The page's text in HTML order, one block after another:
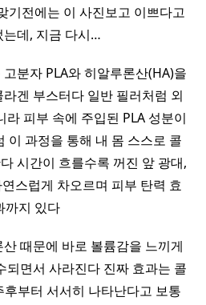
기전에는 이 사진보고 이쁘다고
는데, 지금 다시…
분자 PLA와 히알루론산(HA)을
겐 부스터다 일반 필러처럼 외
피부 속에 주입된 PLA 성분이
이 과정을 통해 내 몸 스스로 콜
시간이 흐를수록 꺼진 앞 광대,
스럽게 차오르며 피부 탄력 효
까지 있다
때문에 바로 볼륨감을 느끼게
되면서 사라진다 진짜 효과는 콜
부터 서서히 나타난다고 보통